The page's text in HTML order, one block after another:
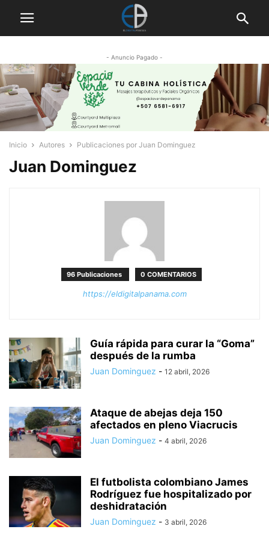
- Anuncio Pagado -
Inicio Autores Publicaciones por Juan Dominguez
Juan Dominguez
96 Publicaciones 0 COMENTARIOS
https://eldigitalpanama.com
Guía rápida para curar la “Goma”
después de la rumba
Juan Dominguez - 12 abril, 2026
Ataque de abejas deja 150
afectados en pleno Viacrucis
Juan Dominguez - 4 abril, 2026
El futbolista colombiano James
Rodríguez fue hospitalizado por
deshidratación
Juan Dominguez - 3 abril, 2026